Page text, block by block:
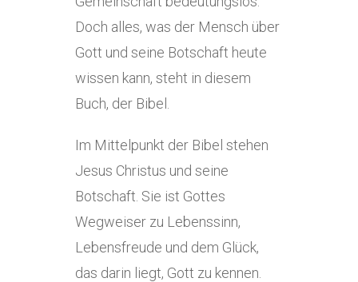
Doch alles, was der Mensch über
Gott und seine Botschaft heute
wissen kann, steht in diesem
Buch, der Bibel.
Im Mittelpunkt der Bibel stehen
Jesus Christus und seine
Botschaft. Sie ist Gottes
Wegweiser zu Lebenssinn,
Lebensfreude und dem Glück,
das darin liegt, Gott zu kennen.